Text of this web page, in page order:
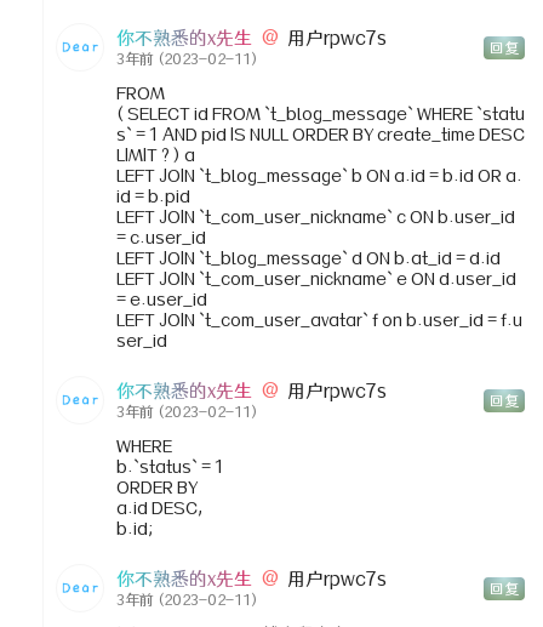
你不熟悉的x先生 @ 用户rpwc7s
3年前 (2023-02-11)
回复
FROM
( SELECT id FROM `t_blog_message` WHERE `statu
s` = 1 AND pid IS NULL ORDER BY create_time DESC
LIMIT ? ) a
LEFT JOIN `t_blog_message` b ON a.id = b.id OR a.
id = b.pid
LEFT JOIN `t_com_user_nickname` c ON b.user_id
= c.user_id
LEFT JOIN `t_blog_message` d ON b.at_id = d.id
LEFT JOIN `t_com_user_nickname` e ON d.user_id
= e.user_id
LEFT JOIN `t_com_user_avatar` f on b.user_id = f.u
ser_id
你不熟悉的x先生 @ 用户rpwc7s
3年前 (2023-02-11)
回复
WHERE
b.`status` = 1
ORDER BY
a.id DESC,
b.id;
你不熟悉的x先生 @ 用户rpwc7s
3年前 (2023-02-11)
回复